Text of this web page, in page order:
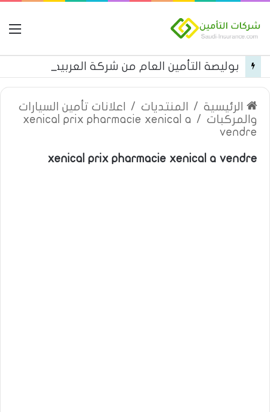
الرئيسية / المنتديات /
اعلانات تأمين السيارات
والمركبات /
xenical prix pharmacie xenical a
vendre
xenical prix pharmacie xenical a vendre